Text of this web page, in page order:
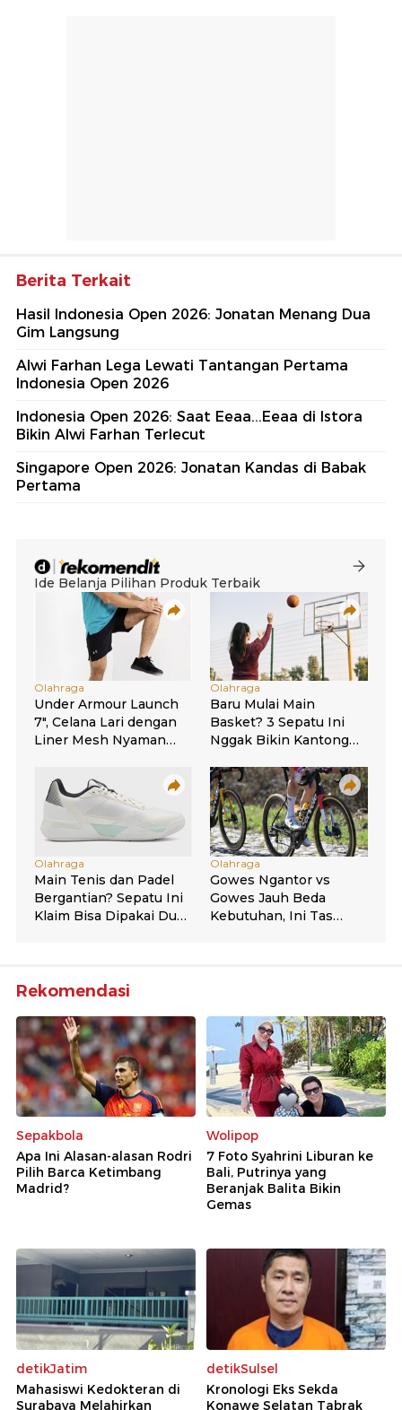
Berita Terkait
Hasil Indonesia Open 2026: Jonatan Menang Dua
Gim Langsung
Alwi Farhan Lega Lewati Tantangan Pertama
Indonesia Open 2026
Indonesia Open 2026: Saat Eeaa...Eeaa di Istora
Bikin Alwi Farhan Terlecut
Singapore Open 2026: Jonatan Kandas di Babak
Pertama
Rekomendasi
Sepakbola
Apa Ini Alasan-alasan Rodri
Pilih Barca Ketimbang
Madrid?
Wolipop
7 Foto Syahrini Liburan ke
Bali, Putrinya yang
Beranjak Balita Bikin
Gemas
detikJatim
Mahasiswi Kedokteran di
Surabaya Melahirkan
detikSulsel
Kronologi Eks Sekda
Konawe Selatan Tabrak